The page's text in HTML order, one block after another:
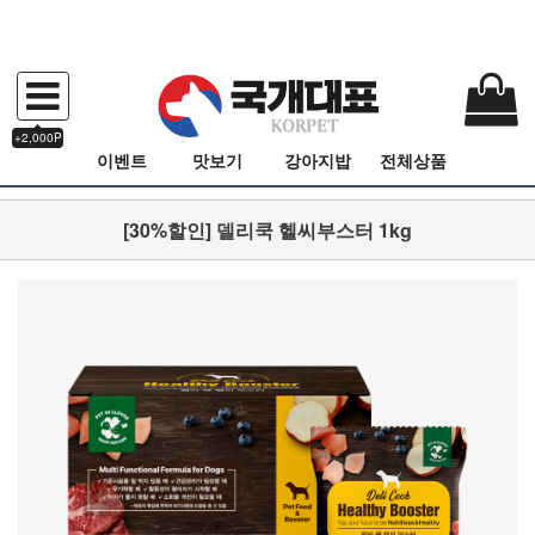
+2,000P
이벤트 맛보기 강아지밥 전체상품
[30%할인] 델리쿡 헬씨부스터 1kg